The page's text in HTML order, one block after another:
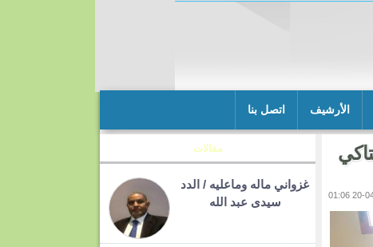
الأرشيف اتصل بنا
مقالات
غزواني ماله وماعليه / الدد
سيدى عبد الله